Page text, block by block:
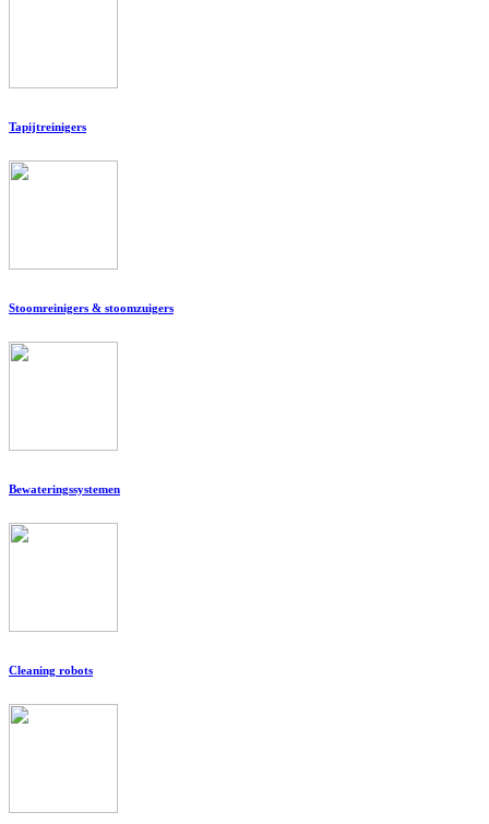
Tapijtreinigers
Stoomreinigers & stoomzuigers
Bewateringssystemen
Cleaning robots